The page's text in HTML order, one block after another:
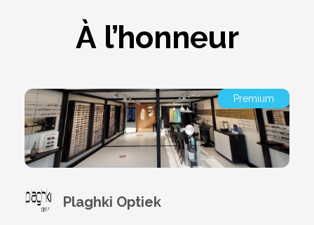
À l’honneur
Premium
Plaghki Optiek